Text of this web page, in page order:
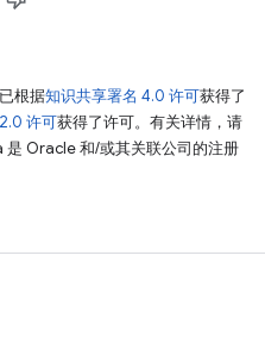
根据知识共享署名 4.0 许可获得了
许可获得了许可。有关详情，请
是 Oracle 和/或其关联公司的注册